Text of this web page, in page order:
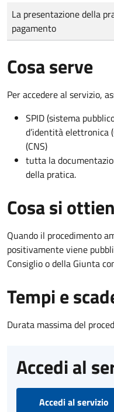
Tipo di pagamento
Importo
La presentazione della
pagamento
Cosa serve
Per accedere al servizio,
SPID (sistema
d’identità elettronica
(CNS)
tutta la
della pratica.
Cosa si
Quando il procedimento
positivamente viene
Consiglio o della Giunta
Tempi e
Durata massima del
Accedi al
Accedi al servizio